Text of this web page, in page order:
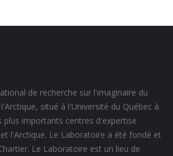
de recherche sur l'imaginaire du
situé à l'Université du Québec à
plus importants centres d'expertise
l'Arctique. Le Laboratoire a été fondé et
Le Laboratoire est un lieu de